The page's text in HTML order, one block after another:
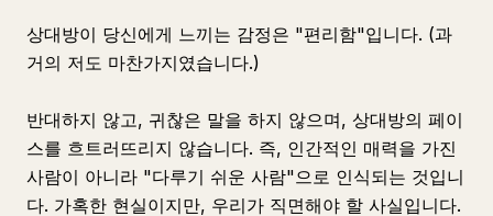
상대방이 당신에게 느끼는 감정은 "편리함"입니다. (과
거의 저도 마찬가지였습니다.)
반대하지 않고, 귀찮은 말을 하지 않으며, 상대방의 페이
스를 흐트러뜨리지 않습니다. 즉, 인간적인 매력을 가진
사람이 아니라 "다루기 쉬운 사람"으로 인식되는 것입니
다. 가혹한 현실이지만, 우리가 직면해야 할 사실입니다.